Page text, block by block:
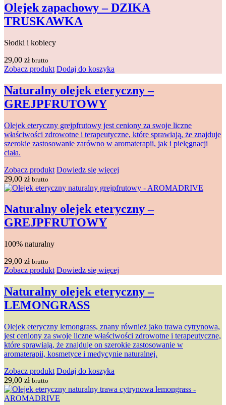
Olejek zapachowy – DZIKA
TRUSKAWKA
Słodki i kobiecy
29,00 zł brutto
Zobacz produkt Dodaj do koszyka
Naturalny olejek eteryczny –
GREJPFRUTOWY
Olejek eteryczny grejpfrutowy jest ceniony za swoje liczne
właściwości zdrowotne i terapeutyczne, które sprawiają, że znajduje
szerokie zastosowanie zarówno w aromaterapii, jak i pielęgnacji
ciała.
Zobacz produkt Dowiedz się więcej
29,00 zł brutto
Naturalny olejek eteryczny –
GREJPFRUTOWY
100% naturalny
29,00 zł brutto
Zobacz produkt Dowiedz się więcej
Naturalny olejek eteryczny –
LEMONGRASS
Olejek eteryczny lemongrass, znany również jako trawa cytrynowa,
jest ceniony za swoje liczne właściwości zdrowotne i terapeutyczne,
które sprawiają, że znajduje on szerokie zastosowanie w
aromaterapii, kosmetyce i medycynie naturalnej.
Zobacz produkt Dodaj do koszyka
29,00 zł brutto